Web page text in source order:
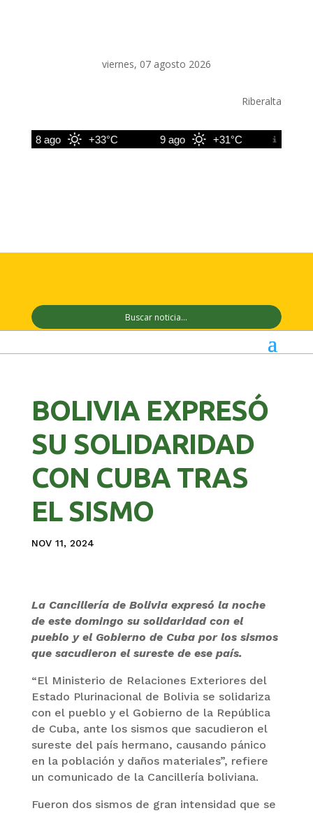
viernes, 07 agosto 2026
Riberalta
8 ago +33°C 9 ago +31°C 10 ago
BOLIVIA EXPRESÓ
SU SOLIDARIDAD
CON CUBA TRAS
EL SISMO
NOV 11, 2024
La Cancillería de Bolivia expresó la noche
de este domingo su solidaridad con el
pueblo y el Gobierno de Cuba por los sismos
que sacudieron el sureste de ese país.
“El Ministerio de Relaciones Exteriores del
Estado Plurinacional de Bolivia se solidariza
con el pueblo y el Gobierno de la República
de Cuba, ante los sismos que sacudieron el
sureste del país hermano, causando pánico
en la población y daños materiales”, refiere
un comunicado de la Cancillería boliviana.
Fueron dos sismos de gran intensidad que se